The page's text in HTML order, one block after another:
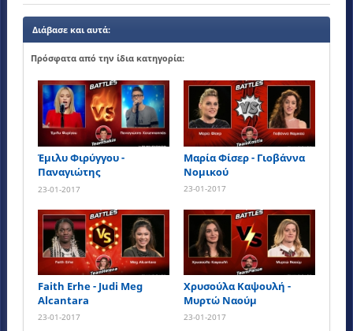
Διάβασε και αυτά:
Πρόσφατα από την ίδια κατηγορία:
Έμιλυ Φιρύγγου -
Παναγιώτης
Χατζηπαππάς
23-01-2017
Μαρία Φίσερ - Γιοβάννα
Νομικού
23-01-2017
Faith Erhe - Judi Meg
Alcantara
23-01-2017
Χρυσούλα Καψουλή -
Μυρτώ Ναούμ
23-01-2017